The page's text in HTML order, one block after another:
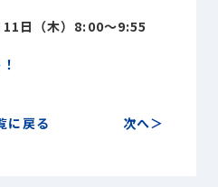
11日（木）8:00～9:55
に戻る 次へ